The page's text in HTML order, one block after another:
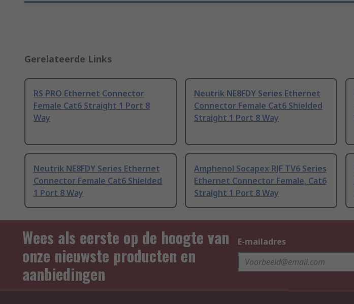
Gerelateerde Links
RS PRO Ethernet Connector
Female Cat6 Straight 1 Port 8
Way
Neutrik NE8FDY Series Ethernet
Connector Female Cat6 Shielded
Straight 1 Port 8 Way
Neutrik NE8FDY Series Ethernet
Connector Female Cat6 Shielded
1 Port 8 Way
Amphenol Socapex RJF TV6 Series
Ethernet Connector Female, Cat6
Straight 1 Port 8 Way
Wees als eerste op de hoogte van
onze nieuwste producten en
aanbiedingen
E-mailadres